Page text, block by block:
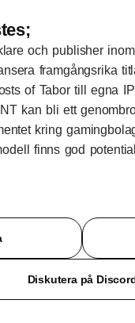
och publisher
framgångsrika
of Tabor till egna
kan bli ett
kring
finns god
Diskutera på